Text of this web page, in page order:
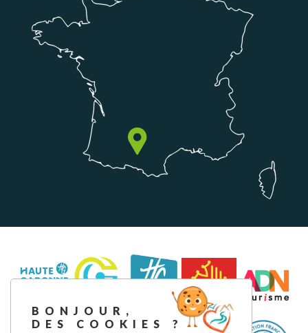
BONJOUR,
DES COOKIES ?